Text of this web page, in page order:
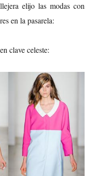
elijo las modas con
en la pasarela:
clave celeste: